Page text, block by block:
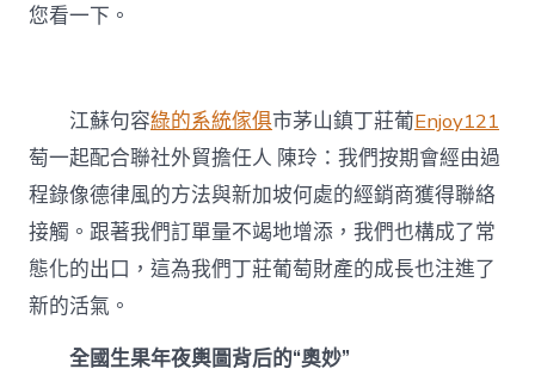
您看一下。
江蘇句容綠的系統傢俱市茅山鎮丁莊葡Enjoy121
萄一起配合聯社外貿擔任人 陳玲：我們按期會經由過
程錄像德律風的方法與新加坡何處的經銷商獲得聯絡
接觸。跟著我們訂單量不竭地增添，我們也構成了常
態化的出口，這為我們丁莊葡萄財產的成長也注進了
新的活氣。
全國生果年夜輿圖背后的“奧妙”